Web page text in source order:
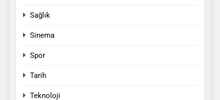
Sağlık
Sinema
Spor
Tarih
Teknoloji